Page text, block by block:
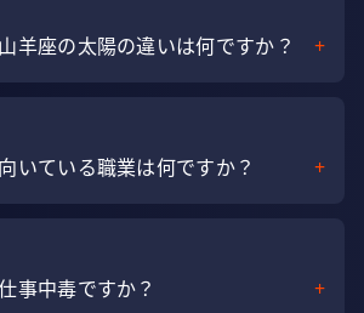
羊座の太陽の違いは何ですか？ +
いている職業は何ですか？ +
事中毒ですか？ +